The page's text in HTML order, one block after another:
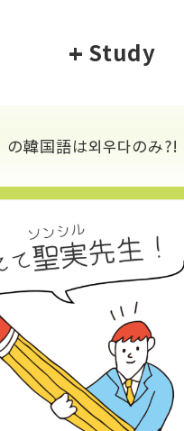
+ Study
韓国語は외우다のみ?!